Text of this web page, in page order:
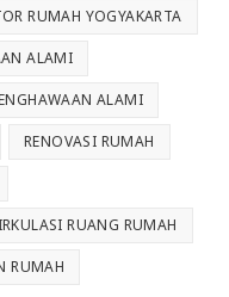
RUMAH YOGYAKARTA
ALAMI
ALAMI
RENOVASI RUMAH
RUANG RUMAH
RUMAH